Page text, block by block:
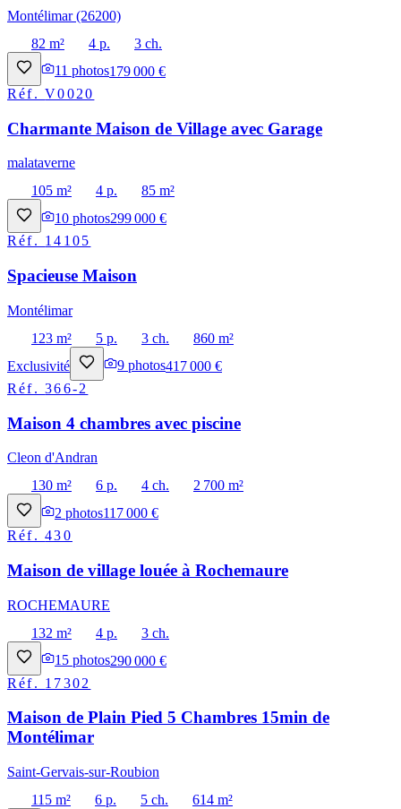
Montélimar (26200)
82 m²
4 p.
3 ch.
11 photos179 000 €
Réf.V0020
Charmante Maison de Village avec Garage
malataverne
105 m²
4 p.
85 m²
10 photos299 000 €
Réf. 14105
Spacieuse Maison
Montélimar
123 m²
5 p. 3 ch.
860 m²
Exclusivité
9 photos417 000 €
Réf.366-2
Maison 4 chambres avec piscine
Cleon d'Andran
130 m²
6 p. 4 ch.
2 700 m²
2 photos117 000 €
Réf.430
Maison de village louée à Rochemaure
ROCHEMAURE
132 m²
4 p.
3 ch.
15 photos290 000 €
Réf. 17302
Maison de Plain Pied 5 Chambres 15min de
Montélimar
Saint-Gervais-sur-Roubion
115 m²
6 p. 5 ch.
614 m²